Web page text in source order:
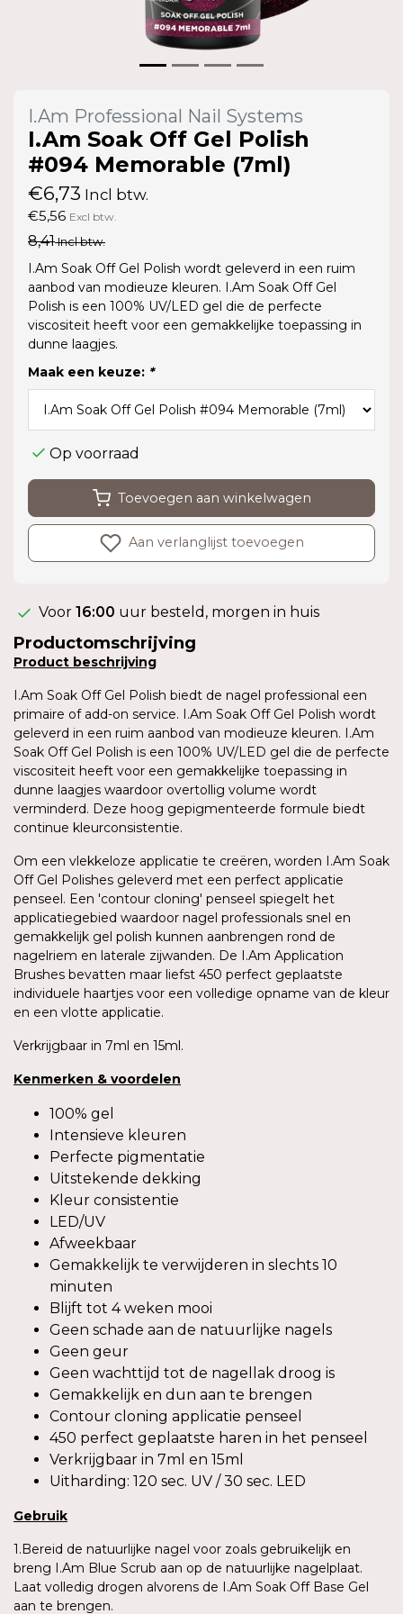
I.Am Professional Nail Systems
I.Am Soak Off Gel Polish
#094 Memorable (7ml)
€6,73 Incl btw.
€5,56 Excl btw.
8,41Incl btw.
I.Am Soak Off Gel Polish wordt geleverd in een ruim
aanbod van modieuze kleuren. I.Am Soak Off Gel
Polish is een 100% UV/LED gel die de perfecte
viscositeit heeft voor een gemakkelijke toepassing in
dunne laagjes.
Maak een keuze: *
Op voorraad
Toevoegen aan winkelwagen
Aan verlanglijst toevoegen
Voor 16:00 uur besteld, morgen in huis
Productomschrijving
Product beschrijving
I.Am Soak Off Gel Polish biedt de nagel professional een
primaire of add-on service. I.Am Soak Off Gel Polish wordt
geleverd in een ruim aanbod van modieuze kleuren. I.Am
Soak Off Gel Polish is een 100% UV/LED gel die de perfecte
viscositeit heeft voor een gemakkelijke toepassing in
dunne laagjes waardoor overtollig volume wordt
verminderd. Deze hoog gepigmenteerde formule biedt
continue kleurconsistentie.
Om een vlekkeloze applicatie te creëren, worden I.Am Soak
Off Gel Polishes geleverd met een perfect applicatie
penseel. Een 'contour cloning' penseel spiegelt het
applicatiegebied waardoor nagel professionals snel en
gemakkelijk gel polish kunnen aanbrengen rond de
nagelriem en laterale zijwanden. De I.Am Application
Brushes bevatten maar liefst 450 perfect geplaatste
individuele haartjes voor een volledige opname van de kleur
en een vlotte applicatie.
Verkrijgbaar in 7ml en 15ml.
Kenmerken & voordelen
100% gel
Intensieve kleuren
Perfecte pigmentatie
Uitstekende dekking
Kleur consistentie
LED/UV
Afweekbaar
Gemakkelijk te verwijderen in slechts 10
minuten
Blijft tot 4 weken mooi
Geen schade aan de natuurlijke nagels
Geen geur
Geen wachttijd tot de nagellak droog is
Gemakkelijk en dun aan te brengen
Contour cloning applicatie penseel
450 perfect geplaatste haren in het penseel
Verkrijgbaar in 7ml en 15ml
Uitharding: 120 sec. UV / 30 sec. LED
Gebruik
1.Bereid de natuurlijke nagel voor zoals gebruikelijk en
breng I.Am Blue Scrub aan op de natuurlijke nagelplaat.
Laat volledig drogen alvorens de I.Am Soak Off Base Gel
aan te brengen.